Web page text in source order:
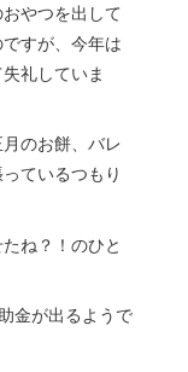
やつを出して
すが、今年は
礼していま
のお餅、バレ
ているつもり
ね？！のひと
金が出るようで